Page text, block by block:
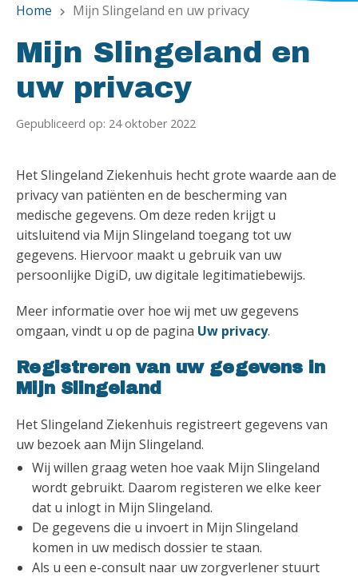
Home chevron_right Mijn Slingeland en uw privacy
Mijn Slingeland en
uw privacy
Gepubliceerd op: 24 oktober 2022
Het Slingeland Ziekenhuis hecht grote waarde aan de
privacy van patiënten en de bescherming van
medische gegevens. Om deze reden krijgt u
uitsluitend via Mijn Slingeland toegang tot uw
gegevens. Hiervoor maakt u gebruik van uw
persoonlijke DigiD, uw digitale legitimatiebewijs.
Meer informatie over hoe wij met uw gegevens
omgaan, vindt u op de pagina Uw privacy.
Registreren van uw gegevens in
Mijn Slingeland
Het Slingeland Ziekenhuis registreert gegevens van
uw bezoek aan Mijn Slingeland.
Wij willen graag weten hoe vaak Mijn Slingeland
wordt gebruikt. Daarom registeren we elke keer
dat u inlogt in Mijn Slingeland.
De gegevens die u invoert in Mijn Slingeland
komen in uw medisch dossier te staan.
Als u een e-consult naar uw zorgverlener stuurt